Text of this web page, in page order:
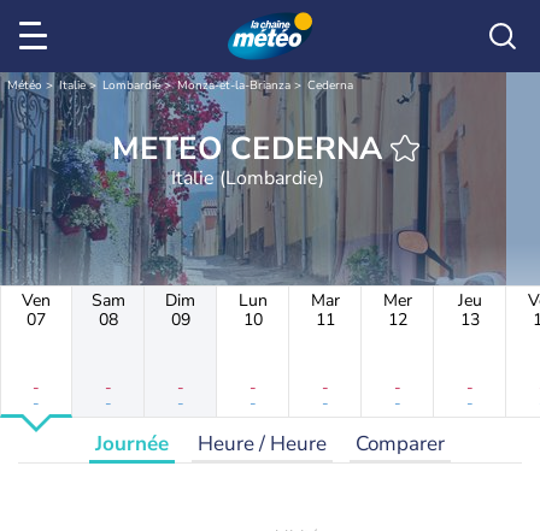
Météo Italie Lombardie Monza-et-la-Brianza Cederna
METEO CEDERNA
Italie (Lombardie)
Ven
07
-
-
Sam
08
-
-
Dim
09
-
-
Lun
10
-
-
Mar
11
-
-
Mer
12
-
-
Jeu
13
-
-
Journée Heure / Heure Comparer